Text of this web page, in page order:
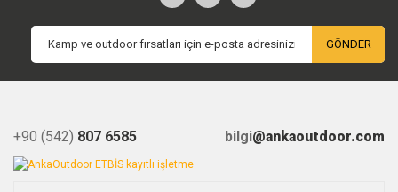
GÖNDER
+90 (542) 807 6585 bilgi@ankaoutdoor.com